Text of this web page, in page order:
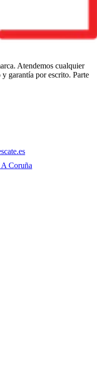
Atendemos cualquier
garantía por escrito. Parte
Coruña